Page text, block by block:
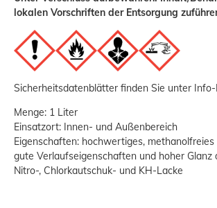
lokalen Vorschriften der Entsorgung
Sicherheitsdatenblätter finden Sie unter
Menge: 1 Liter
Einsatzort: Innen- und Außenbereich
Eigenschaften: hochwertiges,
gute Verlaufseigenschaften und hoher Glanz
Nitro-, Chlorkautschuk- und KH-Lacke